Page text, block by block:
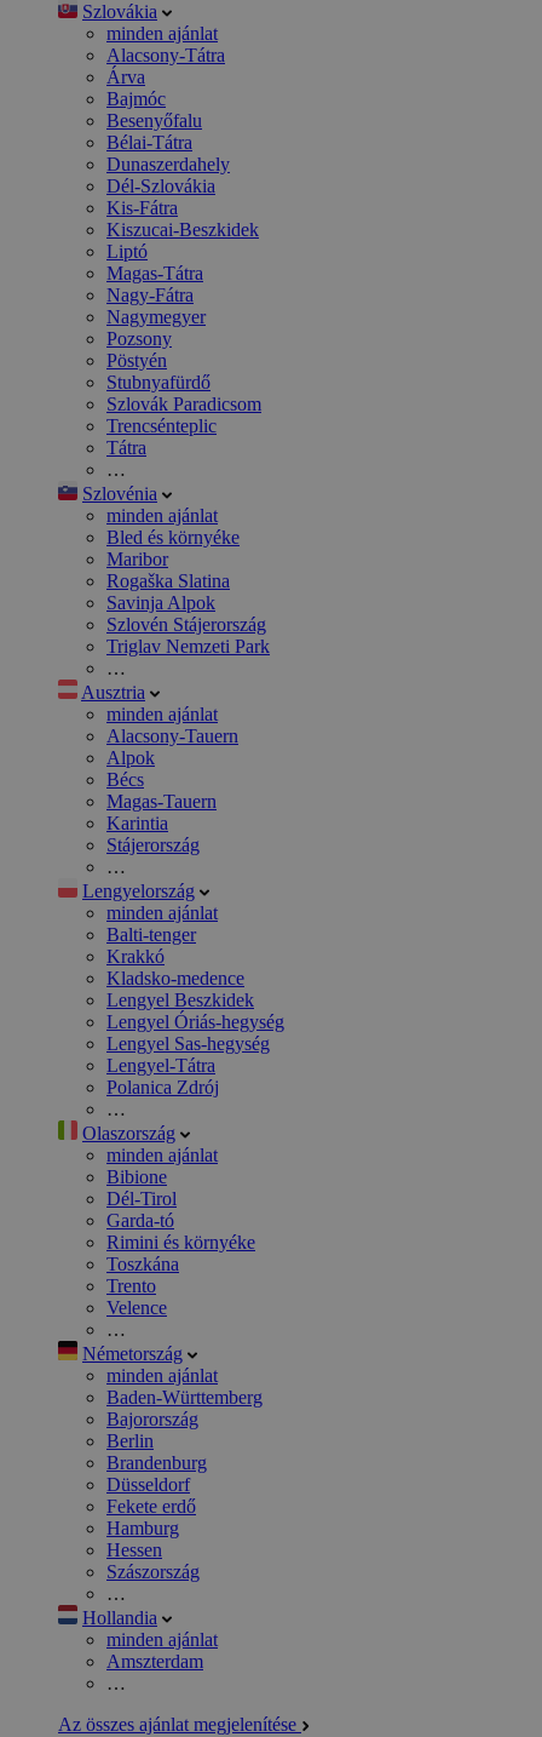
Szlovákia
minden ajánlat
Alacsony-Tátra
Árva
Bajmóc
Besenyőfalu
Bélai-Tátra
Dunaszerdahely
Dél-Szlovákia
Kis-Fátra
Kiszucai-Beszkidek
Liptó
Magas-Tátra
Nagy-Fátra
Nagymegyer
Pozsony
Pöstyén
Stubnyafürdő
Szlovák Paradicsom
Trencsénteplic
Tátra
…
Szlovénia
minden ajánlat
Bled és környéke
Maribor
Rogaška Slatina
Savinja Alpok
Szlovén Stájerország
Triglav Nemzeti Park
…
Ausztria
minden ajánlat
Alacsony-Tauern
Alpok
Bécs
Magas-Tauern
Karintia
Stájerország
…
Lengyelország
minden ajánlat
Balti-tenger
Krakkó
Kladsko-medence
Lengyel Beszkidek
Lengyel Óriás-hegység
Lengyel Sas-hegység
Lengyel-Tátra
Polanica Zdrój
…
Olaszország
minden ajánlat
Bibione
Dél-Tirol
Garda-tó
Rimini és környéke
Toszkána
Trento
Velence
…
Németország
minden ajánlat
Baden-Württemberg
Bajorország
Berlin
Brandenburg
Düsseldorf
Fekete erdő
Hamburg
Hessen
Szászország
…
Hollandia
minden ajánlat
Amszterdam
…
Az összes ajánlat megjelenítése